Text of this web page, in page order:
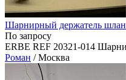
Шарнирный держатель
По запросу
ERBE REF 20321-014
Роман / Москва